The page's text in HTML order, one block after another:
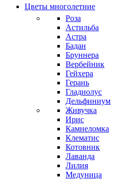
Цветы многолетние
Роза
Астильба
Астра
Бадан
Бруннера
Вербейник
Гейхера
Герань
Гладиолус
Дельфиниум
Живучка
Ирис
Камнеломка
Клематис
Котовник
Лаванда
Лилия
Медуница